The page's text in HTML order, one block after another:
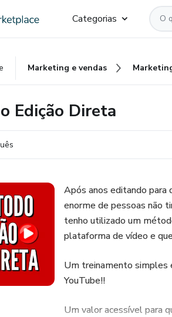
Categorias
Marketing e vendas
Edição Direta
Após anos editando para
enorme de pessoas não
tenho utilizado um
plataforma de vídeo e
Um treinamento simples
YouTube!!
Um valor acessível para